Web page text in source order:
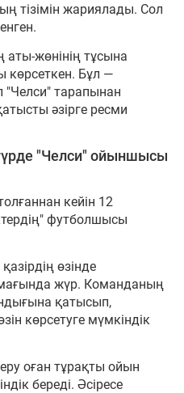
тізімін жариялады. Сол
жөнінің тұсына
көрсеткен. Бұл —
"Челси" тарапынан
әзірге ресми
"Челси" ойыншысы
кейін 12
футболшысы
өзінде
жүр. Команданың
қатысып,
көрсетуге мүмкіндік
оған тұрақты ойын
береді. Әсіресе